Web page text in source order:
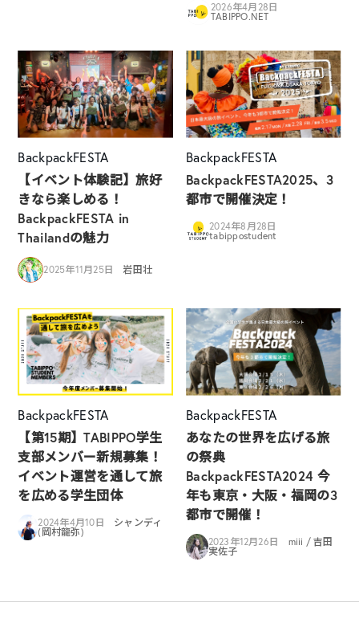
2026年4月28日
TABIPPO.NET
BackpackFESTA
【イベント体験記】旅好
きなら楽しめる！
BackpackFESTA in
Thailandの魅力
2025年11月25日 岩田壮
BackpackFESTA
BackpackFESTA2025、3
都市で開催決定！
2024年8月28日
tabippostudent
BackpackFESTA
【第15期】TABIPPO学生
支部メンバー新規募集！
イベント運営を通して旅
を広める学生団体
2024年4月10日
シャンディ
(岡村龍弥)
BackpackFESTA
あなたの世界を広げる旅
の祭典
BackpackFESTA2024 今
年も東京・大阪・福岡の3
都市で開催！
2023年12月26日
miii / 吉田
実佐子